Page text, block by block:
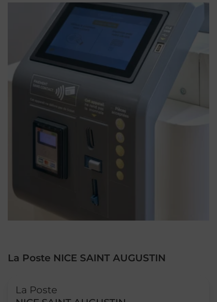
La Poste NICE SAINT AUGUSTIN
La Poste